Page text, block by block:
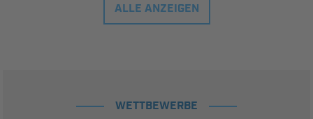
ALLE ANZEIGEN
WETTBEWERBE